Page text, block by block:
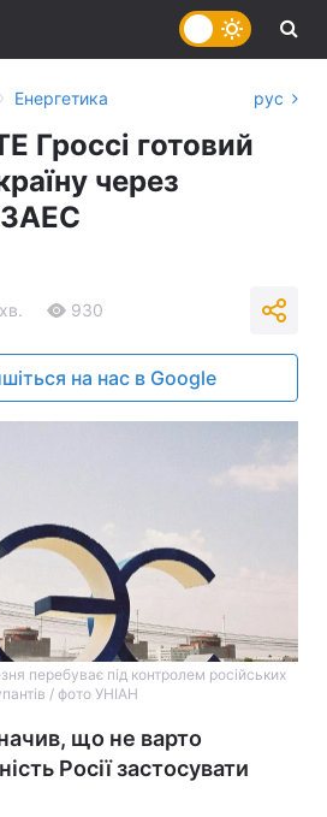
› Енергетика рус
Гроссі готовий
через
ЗАЕС
930
на нас в Google
перебуває під контролем російських
/ фото УНІАН
що не варто
Росії застосувати